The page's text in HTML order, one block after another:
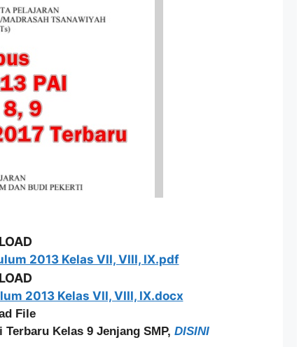
2013 Kelas VII, VIII, IX.pdf
2013 Kelas VII, VIII, IX.docx
File
Kelas 9 Jenjang SMP, DISINI